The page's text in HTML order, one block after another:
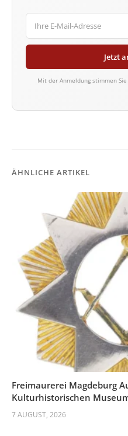
Jetzt
Mit der Anmeldung stimmen
ÄHNLICHE ARTIKEL
Freimaurerei Magdeburg
Kulturhistorischen
7 AUGUST, 2026